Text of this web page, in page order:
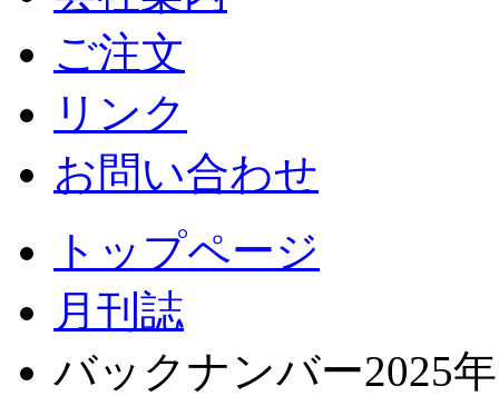
ご注文
リンク
お問い合わせ
トップページ
月刊誌
バックナンバー2025年